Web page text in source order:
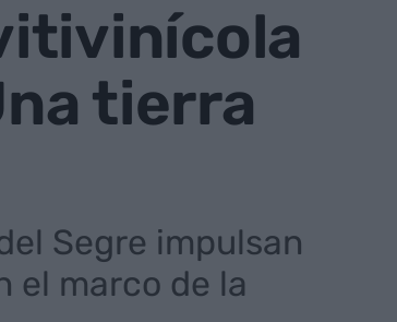
tierra
Segre impulsan
el marco de la